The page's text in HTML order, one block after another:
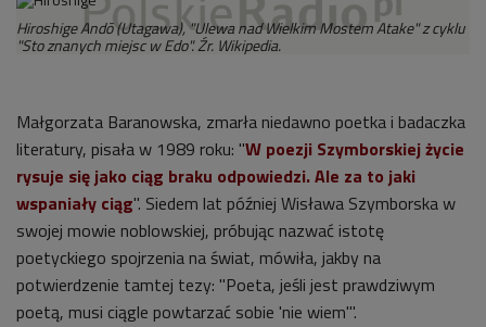
Hiroshige Andō (Utagawa), "Ulewa nad Wielkim Mostem Atake" z cyklu
"Sto znanych miejsc w Edo". Źr. Wikipedia.
Małgorzata Baranowska, zmarła niedawno poetka i badaczka
literatury, pisała w 1989 roku: "W poezji Szymborskiej życie
rysuje się jako ciąg braku odpowiedzi. Ale za to jaki
wspaniały ciąg". Siedem lat później Wisława Szymborska w
swojej mowie noblowskiej, próbując nazwać istotę
poetyckiego spojrzenia na świat, mówiła, jakby na
potwierdzenie tamtej tezy: "Poeta, jeśli jest prawdziwym
poetą, musi ciągle powtarzać sobie 'nie wiem'".